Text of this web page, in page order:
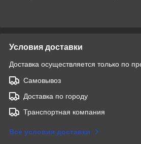
Условия доставки
Доставка осуществляется только по
Самовывоз
Доставка по городу
Транспортная компания
Все условия доставки